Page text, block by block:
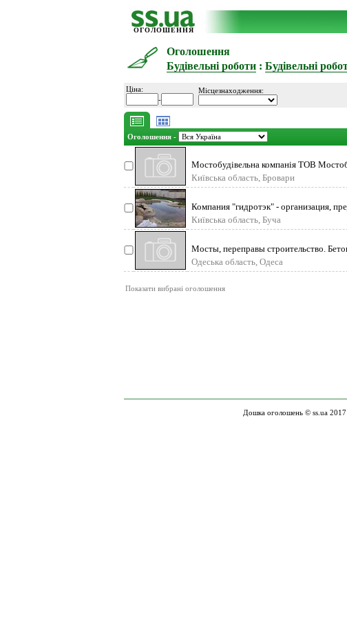
ОГОЛОШЕННЯ
Оголошення
Будівельні роботи : Будівельні
Ціна:
-
Місцезнаходження:
Оголошення -
Мостобудівельна компанія ТОВ
Київська область, Бровари
Компания "гидротэк" - организация,
Київська область, Буча
Мосты, переправы строительство.
Одеська область, Одеса
Показати вибрані оголошення
Дошка оголошень © ss.ua